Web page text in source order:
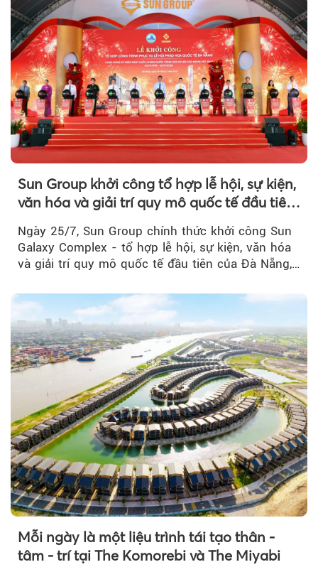
Sun Group khởi công tổ hợp lễ hội, sự kiện,
văn hóa và giải trí quy mô quốc tế đầu tiên
Ngày 25/7, Sun Group chính thức khởi công Sun
Galaxy Complex - tổ hợp lễ hội, sự kiện, văn hóa
và giải trí quy mô quốc tế đầu tiên của Đà Nẵng,…
Mỗi ngày là một liệu trình tái tạo thân -
tâm - trí tại The Komorebi và The Miyabi